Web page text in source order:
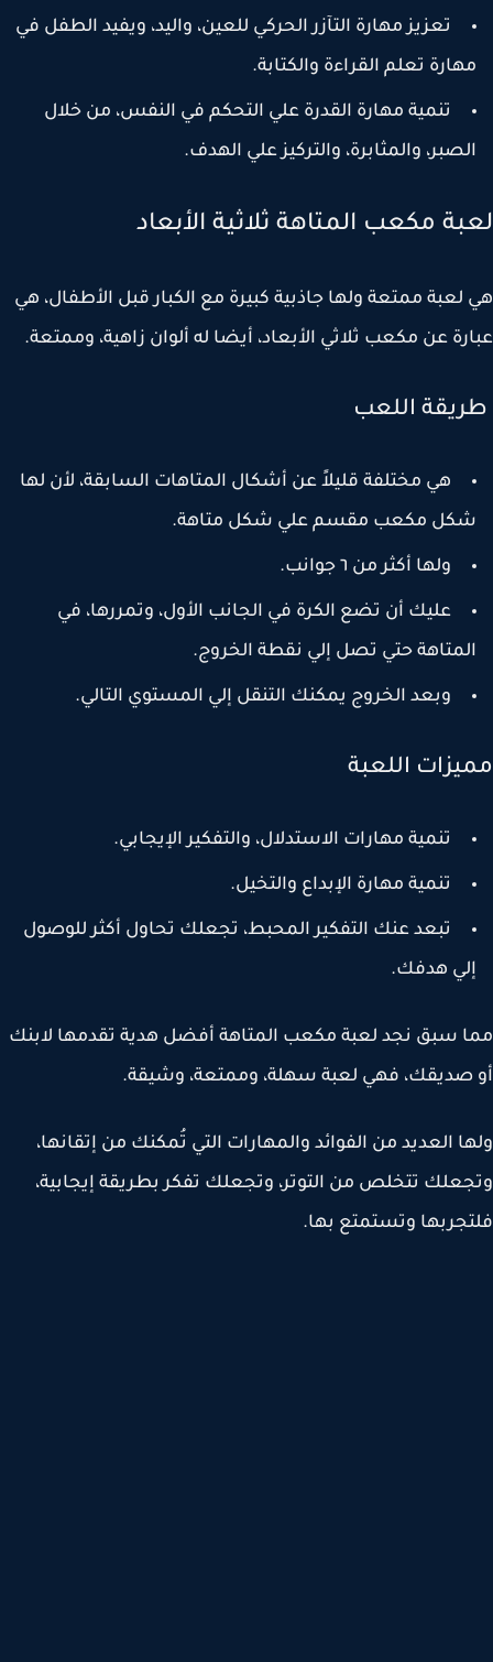
تعزيز مهارة التآزر الحركي للعين، واليد، ويفيد الطفل في
تعلم القراءة والكتابة.
تنمية مهارة القدرة علي التحكم في النفس، من خلال
والمثابرة، والتركيز علي الهدف.
مكعب المتاهة ثلاثية الأبعاد
ممتعة ولها جاذبية كبيرة مع الكبار قبل الأطفال، هي
عن مكعب ثلاثي الأبعاد، أيضا له ألوان زاهية، وممتعة.
اللعب
هي مختلفة قليلاً عن أشكال المتاهات السابقة، لأن لها
مكعب مقسم علي شكل متاهة.
ولها أكثر من ٦ جوانب.
عليك أن تضع الكرة في الجانب الأول، وتمررها، في
حتي تصل إلي نقطة الخروج.
وبعد الخروج يمكنك التنقل إلي المستوي التالي.
اللعبة
تنمية مهارات الاستدلال، والتفكير الإيجابي.
تنمية مهارة الإبداع والتخيل.
تبعد عنك التفكير المحبط، تجعلك تحاول أكثر للوصول
هدفك.
سبق نجد لعبة مكعب المتاهة أفضل هدية تقدمها لابنك
صديقك، فهي لعبة سهلة، وممتعة، وشيقة.
العديد من الفوائد والمهارات التي تُمكنك من إتقانها،
تتخلص من التوتر، وتجعلك تفكر بطريقة إيجابية،
وتستمتع بها.